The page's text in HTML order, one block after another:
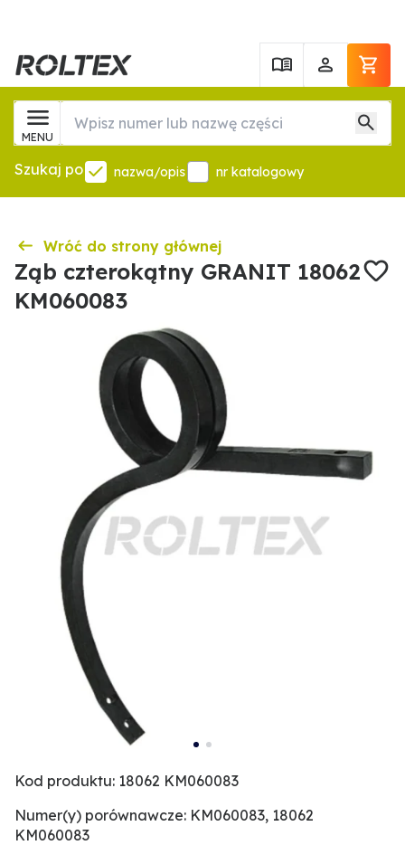
MENU
Szukaj po nazwa/opis nr katalogowy
Wróć do strony głównej
Ząb czterokątny GRANIT 18062
KM060083
Kod produktu: 18062 KM060083
Numer(y) porównawcze: KM060083, 18062
KM060083